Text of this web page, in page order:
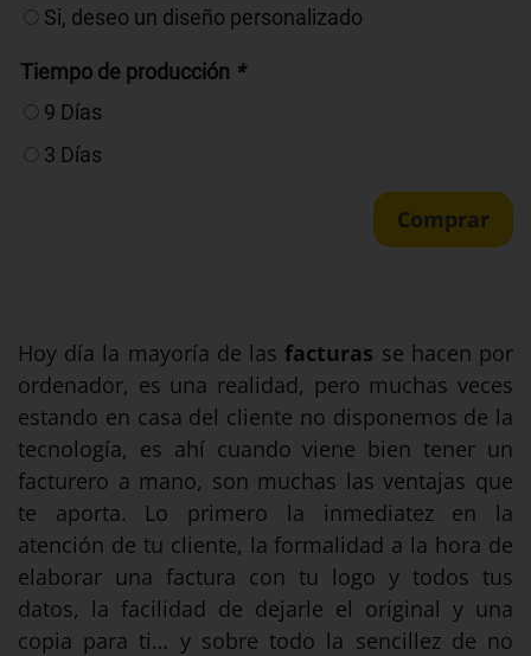
Si, deseo un diseño personalizado
Tiempo de producción *
9 Días
3 Días
Comprar
Hoy día la mayoría de las facturas se hacen por
ordenador, es una realidad, pero muchas veces
estando en casa del cliente no disponemos de la
tecnología, es ahí cuando viene bien tener un
facturero a mano, son muchas las ventajas que
te aporta. Lo primero la inmediatez en la
atención de tu cliente, la formalidad a la hora de
elaborar una factura con tu logo y todos tus
datos, la facilidad de dejarle el original y una
copia para ti… y sobre todo la sencillez de no